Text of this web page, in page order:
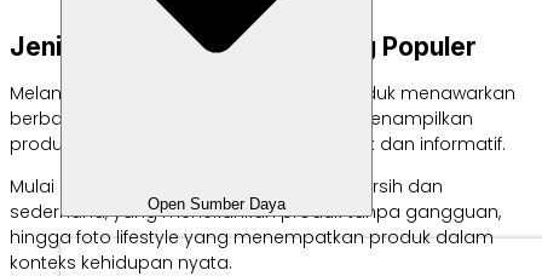
Open Sumber Daya
Jenis-jenis Foto Produk Paling Populer
Melangkah lebih jauh, dunia fotografi produk menawarkan
berbagai teknik dan pendekatan untuk menampilkan
produk dengan cara yang paling menarik dan informatif.
Mulai dari foto white background yang bersih dan
sederhana, yang menekankan produk tanpa gangguan,
hingga foto lifestyle yang menempatkan produk dalam
konteks kehidupan nyata.